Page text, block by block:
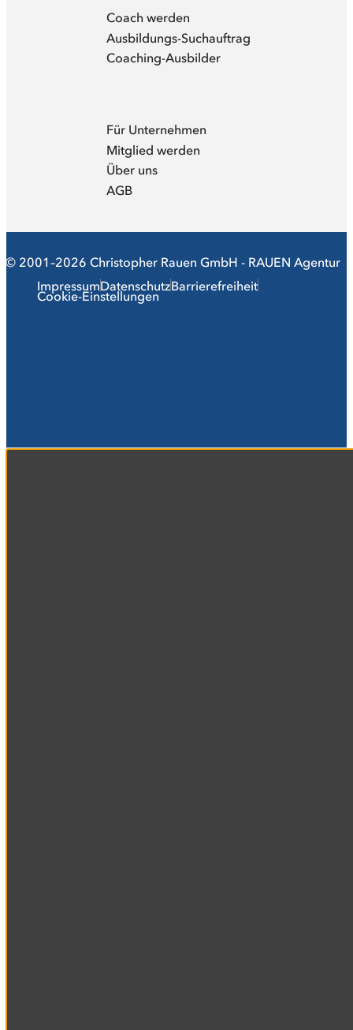
Coach werden
Ausbildungs-Suchauftrag
Coaching-Ausbilder
Für Unternehmen
Mitglied werden
Über uns
AGB
© 2001–2026 Christopher Rauen GmbH - RAUEN Agentur
ImpressumDatenschutzBarrierefreiheit
Cookie-Einstellungen